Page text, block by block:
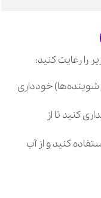
را رعایت کنید:
شوینده‌ها) خودداری
کنید تا از
کنید و از آب